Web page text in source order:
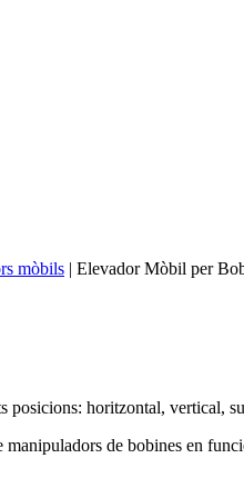
mòbils | Elevador Mòbil per
horitzontal, vertical,
de bobines en